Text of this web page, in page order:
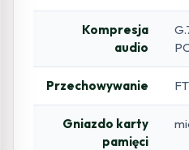
Kompresja
audio
Przechowywanie
Gniazdo karty
pamięci